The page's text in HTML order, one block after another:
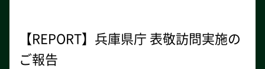
【REPORT】兵庫県庁 表敬訪問実施の
ご報告